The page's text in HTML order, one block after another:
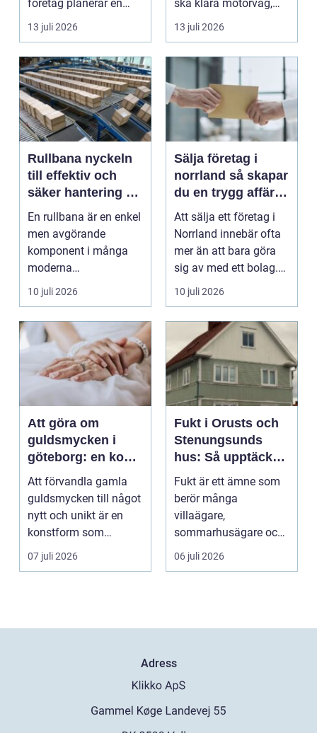
företag planerar en
resa för m...
13 juli 2026
ska klara motorväg,
stadstrafik, gru...
13 juli 2026
Rullbana nyckeln
till effektiv och
säker hantering av
gods
En rullbana är en enkel
men avgörande
komponent i många
moderna
verksamheter. Den
10 juli 2026
Sälja företag i
norrland så skapar
du en trygg affär
från start till mål
Att sälja ett företag i
Norrland innebär ofta
mer än att bara göra
sig av med ett bolag.
För många ä...
10 juli 2026
Att göra om
guldsmycken i
göteborg: en konst
att förnya det
gamla
Att förvandla gamla
guldsmycken till något
nytt och unikt är en
konstform som
kombinerar
07 juli 2026
Fukt i Orusts och
Stenungsunds
hus: Så upptäcker
och åtgärdar du
problemet
Fukt är ett ämne som
berör många
villaägare,
sommarhusägare och
bosta...
06 juli 2026
Adress